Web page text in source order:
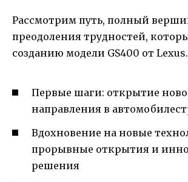
Рассмотрим путь, полный
преодоления трудностей,
созданию модели GS400 от Lexus.
Первые шаги: открытие
направления в
Вдохновение на новые
прорывные открытия и
решения